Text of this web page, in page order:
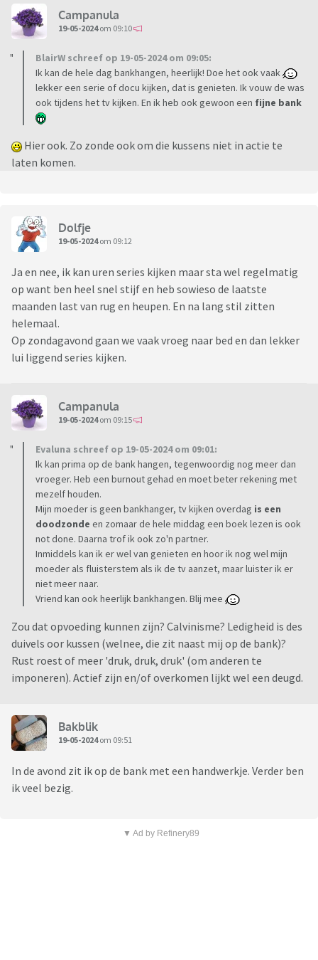
Campanula
19-05-2024om 09:10
BlairW schreef op 19-05-2024 om 09:05:
Ik kan de hele dag bankhangen, heerlijk! Doe het ook vaak
lekker een serie of docu kijken, dat is genieten. Ik vouw de was
ook tijdens het tv kijken. En ik heb ook gewoon een fijne bank
Hier ook. Zo zonde ook om die kussens niet in actie te
laten komen.
Dolfje
19-05-2024om 09:12
Ja en nee, ik kan uren series kijken maar sta wel regelmatig
op want ben heel snel stijf en heb sowieso de laatste
maanden last van rug en heupen. En na lang stil zitten
helemaal.
Op zondagavond gaan we vaak vroeg naar bed en dan lekker
lui liggend series kijken.
Campanula
19-05-2024om 09:15
Evaluna schreef op 19-05-2024 om 09:01:
Ik kan prima op de bank hangen, tegenwoordig nog meer dan
vroeger. Heb een burnout gehad en moet beter rekening met
mezelf houden.
Mijn moeder is geen bankhanger, tv kijken overdag is een
doodzonde en zomaar de hele middag een boek lezen is ook
not done. Daarna trof ik ook zo'n partner.
Inmiddels kan ik er wel van genieten en hoor ik nog wel mijn
moeder als fluisterstem als ik de tv aanzet, maar luister ik er
niet meer naar.
Vriend kan ook heerlijk bankhangen. Blij mee
Zou dat opvoeding kunnen zijn? Calvinisme? Ledigheid is des
duivels oor kussen (welnee, die zit naast mij op de bank)?
Rust roest of meer 'druk, druk, druk' (om anderen te
imponeren). Actief zijn en/of overkomen lijkt wel een deugd.
Bakblik
19-05-2024om 09:51
In de avond zit ik op de bank met een handwerkje. Verder ben
ik veel bezig.
▼ Ad by Refinery89